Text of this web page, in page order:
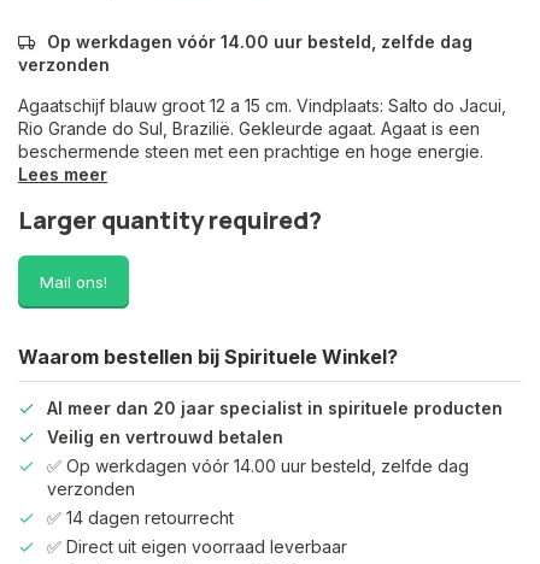
Op werkdagen vóór 14.00 uur besteld, zelfde dag
verzonden
Agaatschijf blauw groot 12 a 15 cm. Vindplaats: Salto do Jacui,
Rio Grande do Sul, Brazilië. Gekleurde agaat. Agaat is een
beschermende steen met een prachtige en hoge energie.
Lees meer
Larger quantity required?
Mail ons!
Waarom bestellen bij Spirituele Winkel?
Al meer dan 20 jaar specialist in spirituele producten
Veilig en vertrouwd betalen
✅ Op werkdagen vóór 14.00 uur besteld, zelfde dag
verzonden
✅ 14 dagen retourrecht
✅ Direct uit eigen voorraad leverbaar